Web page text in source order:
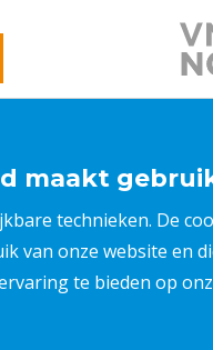
maakt
technieken. De
van onze website en
te bieden op